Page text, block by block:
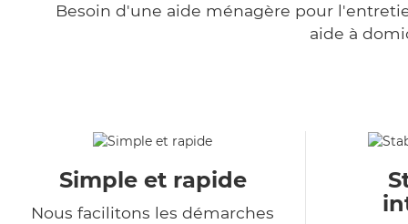
Besoin d'une aide ménagère pour
aide à
Simple et rapide
Nous facilitons les démarches